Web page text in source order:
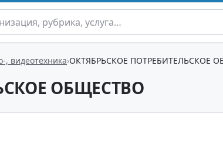
, видеотехника ОКТЯБРЬСКОЕ ПОТРЕБИТЕЛЬСКОЕ
ОБЩЕСТВО